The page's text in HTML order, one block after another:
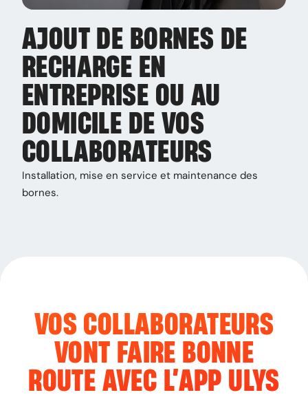
AJOUT DE BORNES DE
RECHARGE EN
ENTREPRISE OU AU
DOMICILE DE VOS
COLLABORATEURS
Installation, mise en service et maintenance des
bornes.
VOS COLLABORATEURS
VONT FAIRE BONNE
ROUTE AVEC L’APP ULYS